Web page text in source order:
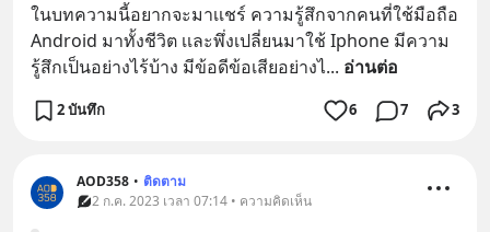
ในบทความนี้อยากจะมาเเชร์ ความรู้สึกจากคนที่ใช้มือถือ
Android มาทั้งชีวิต เเละพึ่งเปลี่ยนมาใช้ Iphone มีความ
รู้สึกเป็นอย่างไร้บ้าง มีข้อดีข้อเสียอย่างไ... อ่านต่อ
2 บันทึก 6 7 3
AOD358 • ติดตาม
2 ก.ค. 2023 เวลา 07:14 • ความคิดเห็น